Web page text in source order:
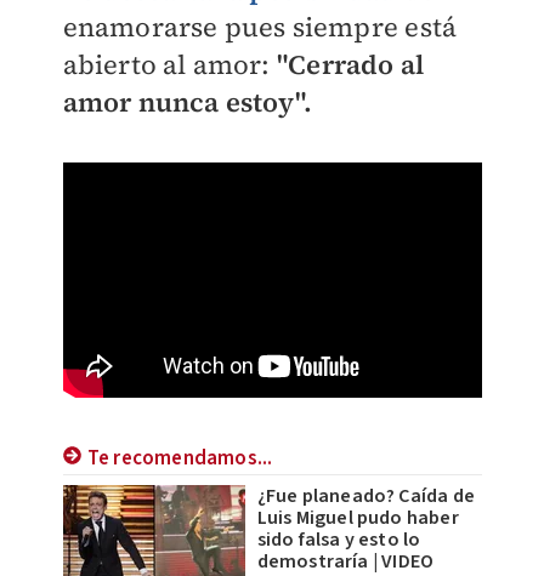
enamorarse pues siempre está
abierto al amor: "Cerrado al
amor nunca estoy".
Te recomendamos...
¿Fue planeado? Caída de
Luis Miguel pudo haber
sido falsa y esto lo
demostraría | VIDEO